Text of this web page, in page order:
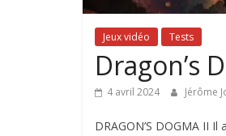
Jeux vidéo Tests
Dragon’s
4 avril 2024 Jérôme
DRAGON’S DOGMA II